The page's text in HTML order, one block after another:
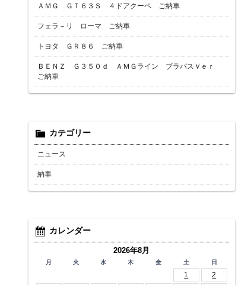
ＡＭＧ ＧＴ６３Ｓ ４ドアクーペ ご納車
フェラ－リ ローマ ご納車
トヨタ ＧＲ８６ ご納車
ＢＥＮＺ Ｇ３５０ｄ ＡＭＧライン ブラバスＶｅｒ
ご納車
カテゴリー
ニュース
納車
カレンダー
2026年8月
月 火 水 木 金 土 日
1
2